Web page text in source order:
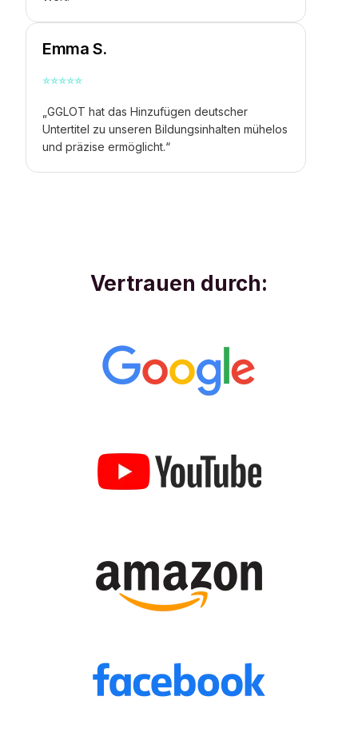
Emma S.
⭐⭐⭐⭐⭐
„GGLOT hat das Hinzufügen deutscher
Untertitel zu unseren Bildungsinhalten mühelos
und präzise ermöglicht.“
Vertrauen durch: